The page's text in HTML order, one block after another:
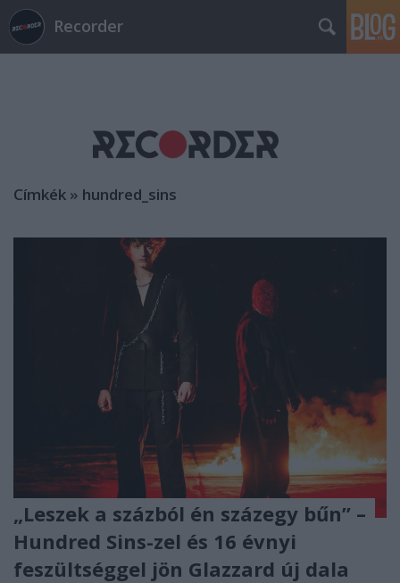
Recorder
Címkék » hundred_sins
„Leszek a százból én százegy bűn” –
Hundred Sins-zel és 16 évnyi
feszültséggel jön Glazzard új dala